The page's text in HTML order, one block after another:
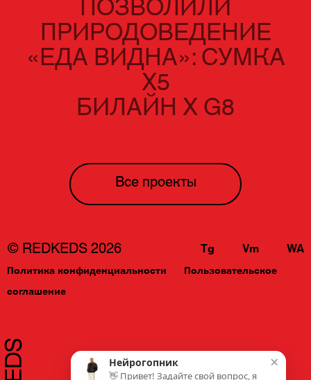
ПРИРОДОВЕДЕНИЕ
«ЕДА ВИДНА»: СУМКА
Х5
БИЛАЙН Х G8
Все проекты
© REDKEDS 2026 Tg Vm WA
Политика конфиденциальности
Пользовательское
соглашение
×
Нейрогопник
👋 Привет! Задайте свой вопрос, я